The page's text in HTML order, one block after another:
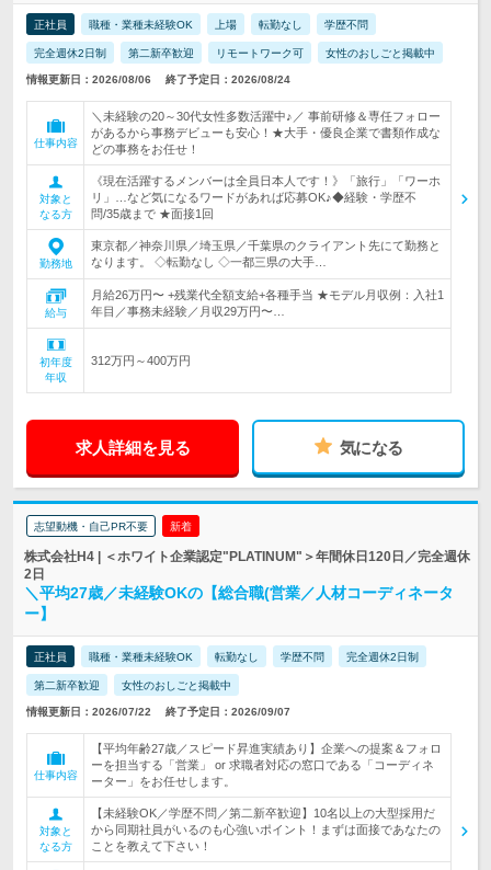
正社員 職種・業種未経験OK 上場 転勤なし 学歴不問
完全週休2日制 第二新卒歓迎 リモートワーク可 女性のおしごと掲載中
情報更新日：2026/08/06 終了予定日：2026/08/24
仕事内容
＼未経験の20～30代女性多数活躍中♪／ 事前研修＆専任フォロー
があるから事務デビューも安心！★大手・優良企業で書類作成な
どの事務をお任せ！
対象と
なる方
《現在活躍するメンバーは全員日本人です！》「旅行」「ワーホ
リ」…など気になるワードがあれば応募OK♪◆経験・学歴不
問/35歳まで ★面接1回
勤務地
東京都／神奈川県／埼玉県／千葉県のクライアント先にて勤務と
なります。 ◇転勤なし ◇一都三県の大手…
給与
月給26万円〜 +残業代全額支給+各種手当 ★モデル月収例：入社1
年目／事務未経験／月収29万円〜…
初年度
年収
312万円～400万円
求人詳細を見る 気になる
志望動機・自己PR不要 新着
株式会社H4 | ＜ホワイト企業認定"PLATINUM"＞年間休日120日／完全週休
2日
＼平均27歳／未経験OKの【総合職(営業／人材コーディネータ
ー】
正社員 職種・業種未経験OK 転勤なし 学歴不問 完全週休2日制
第二新卒歓迎 女性のおしごと掲載中
情報更新日：2026/07/22 終了予定日：2026/09/07
仕事内容
【平均年齢27歳／スピード昇進実績あり】企業への提案＆フォロ
ーを担当する「営業」 or 求職者対応の窓口である「コーディネ
ーター」をお任せします。
対象と
なる方
【未経験OK／学歴不問／第二新卒歓迎】10名以上の大型採用だ
から同期社員がいるのも心強いポイント！まずは面接であなたの
ことを教えて下さい！